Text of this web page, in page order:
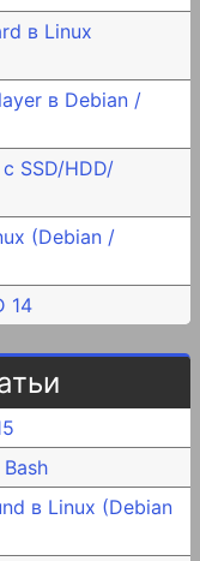
в Linux
в Debian /
SSD/HDD/
(Debian /
14
в Linux (Debian